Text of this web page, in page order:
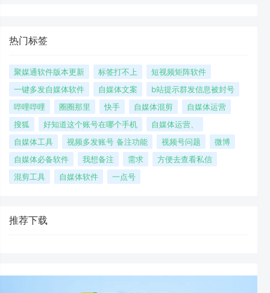
热门标签
聚媒通软件版本更新 标签打不上
短视频矩阵软件
一键多发自媒体软件
自媒体文案
b站提示群发信息被封号
哔哩哔哩
圈圈那里 快手 自媒体混剪
自媒体运营
搜狐
好知道这个账号在哪个手机
自媒体运营、
自媒体工具
视频多发账号 备注功能 视频号问题
微博
自媒体必备软件
我想备注 需求
方便去查看私信
混剪工具
自媒体软件 一点号
推荐下载